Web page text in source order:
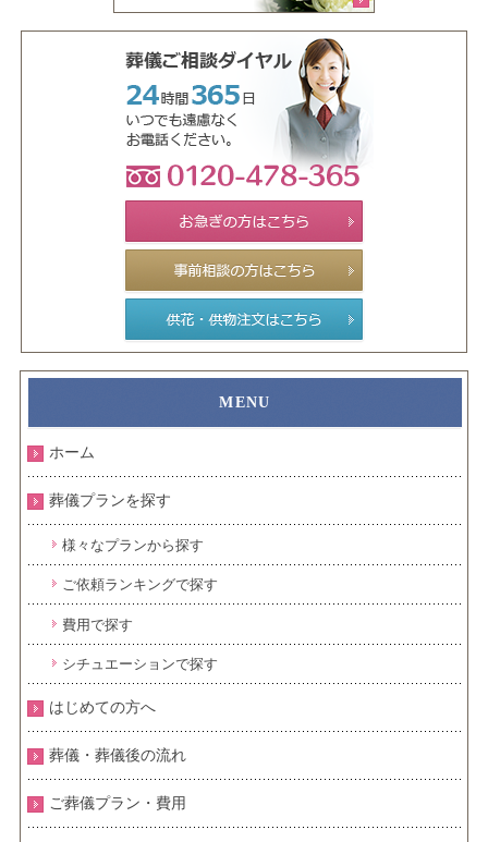
ホーム
葬儀プランを探す
様々なプランから探す
ご依頼ランキングで探す
費用で探す
シチュエーションで探す
はじめての方へ
葬儀・葬儀後の流れ
ご葬儀プラン・費用